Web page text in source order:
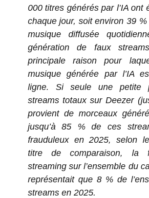
000 titres générés par l’IA ont
chaque jour, soit environ 39
musique diffusée
génération de faux
principale raison pour
musique générée par l’IA
ligne. Si seule une petite
streams totaux sur Deezer
provient de morceaux
jusqu’à 85 % de ces
frauduleux en 2025, selon
titre de comparaison, la
streaming sur l’ensemble du
représentait que 8 % de
streams en 2025.